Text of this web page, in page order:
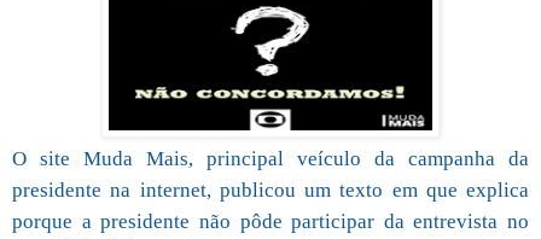
O site Muda Mais, principal veículo da campanha da
presidente na internet, publicou um texto em que explica
porque a presidente não pôde participar da entrevista no